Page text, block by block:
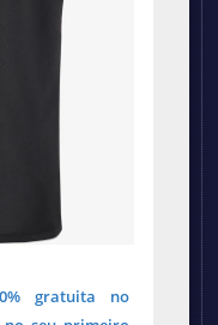
gratuita no